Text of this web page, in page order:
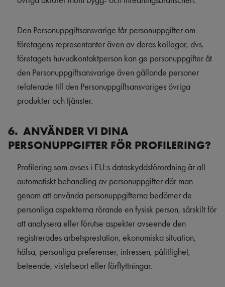
Den Personuppgiftsansvarige får personuppgifter om
företagens representanter även av deras kollegor, dvs.
företagets huvudkontaktperson kan ge personuppgifter åt
den Personuppgiftsansvarige även gällande personer
relaterade till den Personuppgiftsansvariges övriga
produkter och tjänster.
6. ANVÄNDER VI DINA
PERSONUPPGIFTER FÖR PROFILERING?
Profilering som avses i EU:s dataskyddsförordning är all
automatiskt behandling av personuppgifter där man
genom att använda personuppgifterna bedömer de
personliga aspekterna rörande en fysisk person, särskilt för
att analysera eller förutse aspekter avseende den
registrerades arbetsprestation, ekonomiska situation,
hälsa, personliga preferenser, intressen, pålitlighet,
beteende, vistelseort eller förflyttningar.